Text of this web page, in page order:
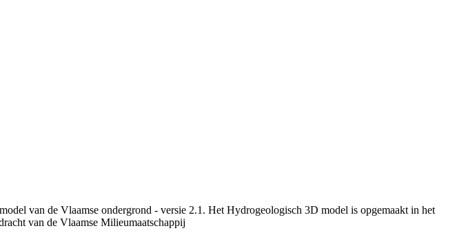
van de Vlaamse ondergrond - versie 2.1. Het Hydrogeologisch 3D model is opgemaakt in het
van de Vlaamse Milieumaatschappij